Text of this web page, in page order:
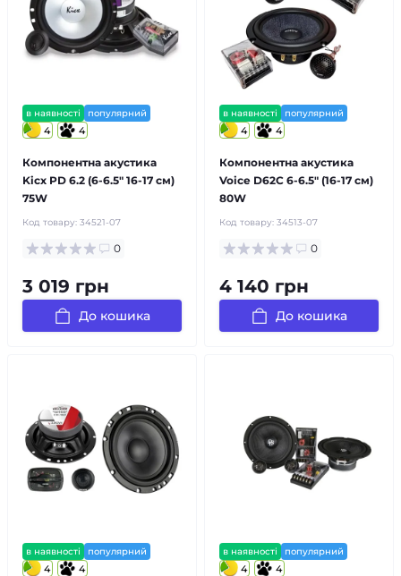
в наявності популярний
4 4
Компонентна акустика
Kicx PD 6.2 (6-6.5″ 16-17 см)
75W
Код товару: 34521-07
0
3 019 грн
До кошика
в наявності популярний
4 4
Компонентна акустика
Voice D62C 6-6.5″ (16-17 см)
80W
Код товару: 34513-07
0
4 140 грн
До кошика
в наявності популярний
4 4
в наявності популярний
4 4